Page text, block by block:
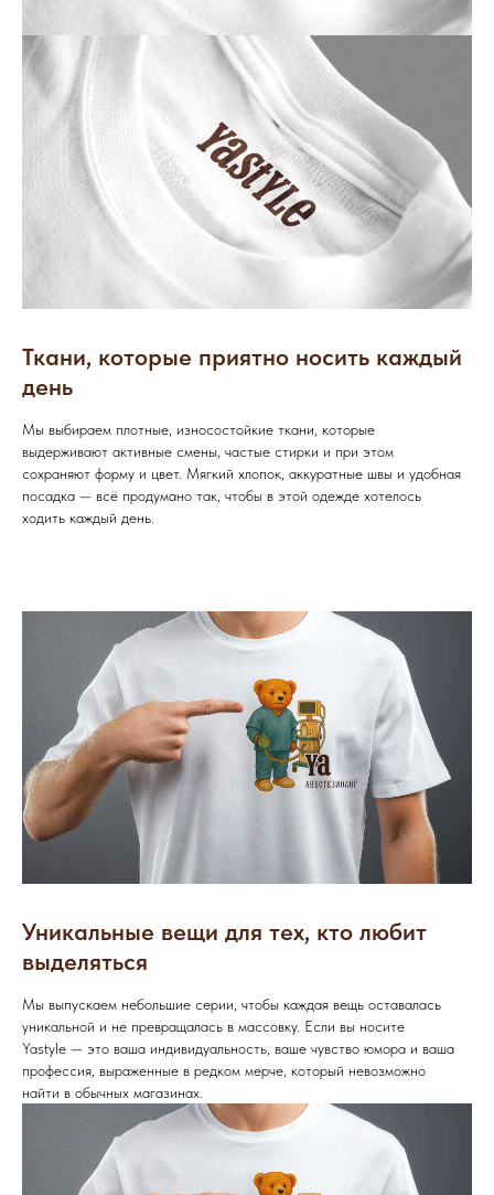
Ткани, которые приятно носить каждый
день
Мы выбираем плотные, износостойкие ткани, которые
выдерживают активные смены, частые стирки и при этом
сохраняют форму и цвет. Мягкий хлопок, аккуратные швы и удобная
посадка — всё продумано так, чтобы в этой одежде хотелось
ходить каждый день.
Уникальные вещи для тех, кто любит
выделяться
Мы выпускаем небольшие серии, чтобы каждая вещь оставалась
уникальной и не превращалась в массовку. Если вы носите
Yastyle — это ваша индивидуальность, ваше чувство юмора и ваша
профессия, выраженные в редком мерче, который невозможно
найти в обычных магазинах.